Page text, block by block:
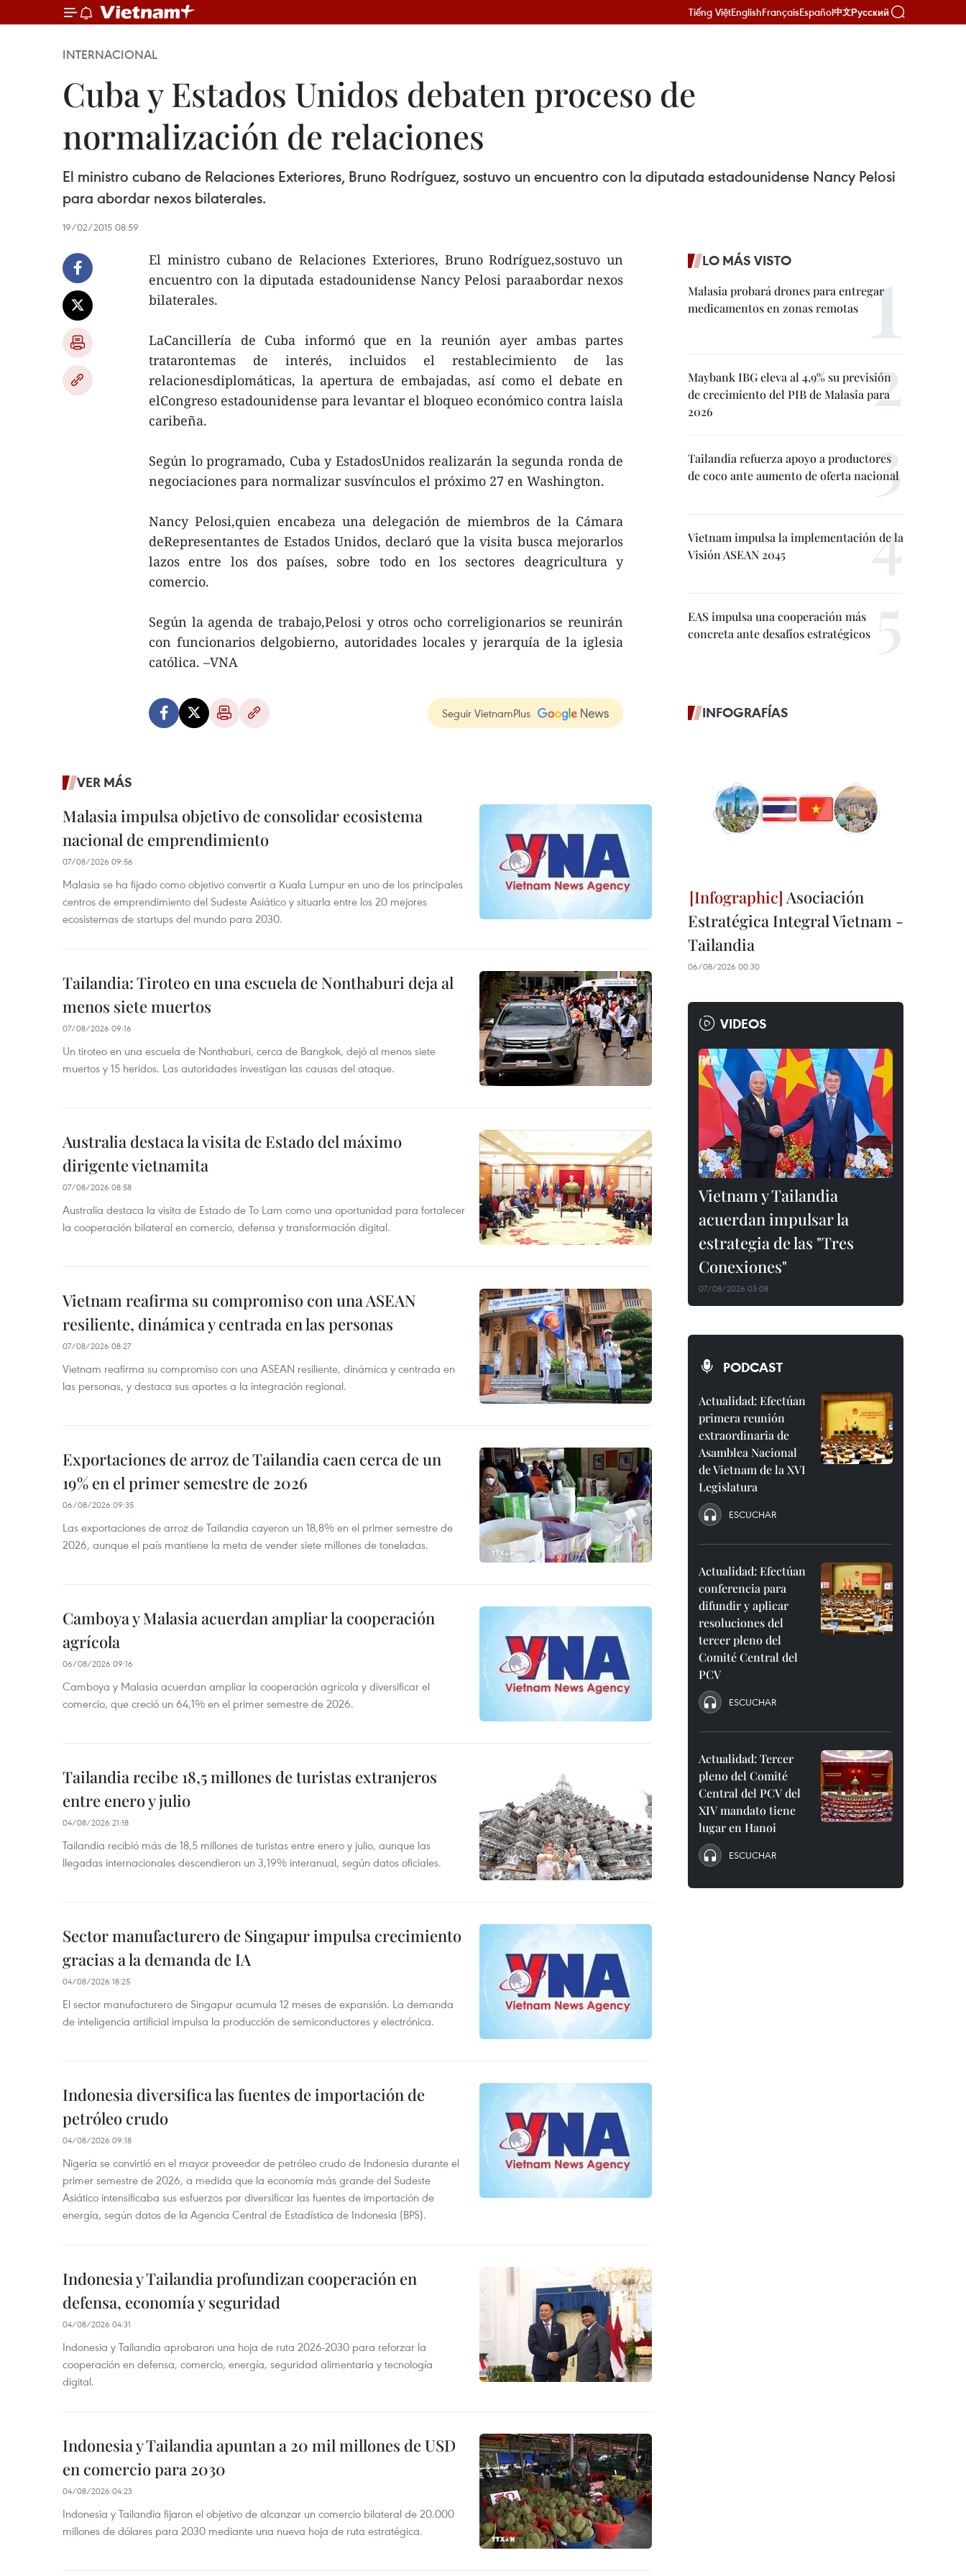
Tiếng ViệtEnglishFrançaisEspañol中文Русский
INTERNACIONAL
Cuba y Estados Unidos debaten proceso de
normalización de relaciones
El ministro cubano de Relaciones Exteriores, Bruno Rodríguez, sostuvo un encuentro con la diputada estadounidense Nancy Pelosi
para abordar nexos bilaterales.
19/02/2015 08:59
El ministro cubano de Relaciones Exteriores, Bruno Rodríguez,sostuvo un
encuentro con la diputada estadounidense Nancy Pelosi paraabordar nexos
bilaterales.
LaCancillería de Cuba informó que en la reunión ayer ambas partes
tratarontemas de interés, incluidos el restablecimiento de las
relacionesdiplomáticas, la apertura de embajadas, así como el debate en
elCongreso estadounidense para levantar el bloqueo económico contra laisla
caribeña.
Según lo programado, Cuba y EstadosUnidos realizarán la segunda ronda de
negociaciones para normalizar susvínculos el próximo 27 en Washington.
Nancy Pelosi,quien encabeza una delegación de miembros de la Cámara
deRepresentantes de Estados Unidos, declaró que la visita busca mejorarlos
lazos entre los dos países, sobre todo en los sectores deagricultura y
comercio.
Según la agenda de trabajo,Pelosi y otros ocho correligionarios se reunirán
con funcionarios delgobierno, autoridades locales y jerarquía de la iglesia
católica. –VNA
Seguir VietnamPlus
VER MÁS
Malasia impulsa objetivo de consolidar ecosistema
nacional de emprendimiento
07/08/2026 09:56
Malasia se ha fijado como objetivo convertir a Kuala Lumpur en uno de los principales
centros de emprendimiento del Sudeste Asiático y situarla entre los 20 mejores
ecosistemas de startups del mundo para 2030.
Tailandia: Tiroteo en una escuela de Nonthaburi deja al
menos siete muertos
07/08/2026 09:16
Un tiroteo en una escuela de Nonthaburi, cerca de Bangkok, dejó al menos siete
muertos y 15 heridos. Las autoridades investigan las causas del ataque.
Australia destaca la visita de Estado del máximo
dirigente vietnamita
07/08/2026 08:58
Australia destaca la visita de Estado de To Lam como una oportunidad para fortalecer
la cooperación bilateral en comercio, defensa y transformación digital.
Vietnam reafirma su compromiso con una ASEAN
resiliente, dinámica y centrada en las personas
07/08/2026 08:27
Vietnam reafirma su compromiso con una ASEAN resiliente, dinámica y centrada en
las personas, y destaca sus aportes a la integración regional.
Exportaciones de arroz de Tailandia caen cerca de un
19% en el primer semestre de 2026
06/08/2026 09:35
Las exportaciones de arroz de Tailandia cayeron un 18,8% en el primer semestre de
2026, aunque el país mantiene la meta de vender siete millones de toneladas.
Camboya y Malasia acuerdan ampliar la cooperación
agrícola
06/08/2026 09:16
Camboya y Malasia acuerdan ampliar la cooperación agrícola y diversificar el
comercio, que creció un 64,1% en el primer semestre de 2026.
Tailandia recibe 18,5 millones de turistas extranjeros
entre enero y julio
04/08/2026 21:18
Tailandia recibió más de 18,5 millones de turistas entre enero y julio, aunque las
llegadas internacionales descendieron un 3,19% interanual, según datos oficiales.
Sector manufacturero de Singapur impulsa crecimiento
gracias a la demanda de IA
04/08/2026 18:25
El sector manufacturero de Singapur acumula 12 meses de expansión. La demanda
de inteligencia artificial impulsa la producción de semiconductores y electrónica.
Indonesia diversifica las fuentes de importación de
petróleo crudo
04/08/2026 09:18
Nigeria se convirtió en el mayor proveedor de petróleo crudo de Indonesia durante el
primer semestre de 2026, a medida que la economía más grande del Sudeste
Asiático intensificaba sus esfuerzos por diversificar las fuentes de importación de
energía, según datos de la Agencia Central de Estadística de Indonesia (BPS).
Indonesia y Tailandia profundizan cooperación en
defensa, economía y seguridad
04/08/2026 04:31
Indonesia y Tailandia aprobaron una hoja de ruta 2026-2030 para reforzar la
cooperación en defensa, comercio, energía, seguridad alimentaria y tecnología
digital.
Indonesia y Tailandia apuntan a 20 mil millones de USD
en comercio para 2030
04/08/2026 04:23
Indonesia y Tailandia fijaron el objetivo de alcanzar un comercio bilateral de 20.000
millones de dólares para 2030 mediante una nueva hoja de ruta estratégica.
LO MÁS VISTO
Malasia probará drones para entregar
medicamentos en zonas remotas
Maybank IBG eleva al 4,9% su previsión
de crecimiento del PIB de Malasia para
2026
Tailandia refuerza apoyo a productores
de coco ante aumento de oferta nacional
Vietnam impulsa la implementación de la
Visión ASEAN 2045
EAS impulsa una cooperación más
concreta ante desafíos estratégicos
INFOGRAFÍAS
Asociación
Estratégica Integral Vietnam -
Tailandia
06/08/2026 00:30
VIDEOS
Vietnam y Tailandia
acuerdan impulsar la
estrategia de las "Tres
Conexiones"
07/08/2026 03:08
PODCAST
Actualidad: Efectúan
primera reunión
extraordinaria de
Asamblea Nacional
de Vietnam de la XVI
Legislatura
ESCUCHAR
Actualidad: Efectúan
conferencia para
difundir y aplicar
resoluciones del
tercer pleno del
Comité Central del
PCV
ESCUCHAR
Actualidad: Tercer
pleno del Comité
Central del PCV del
XIV mandato tiene
lugar en Hanoi
ESCUCHAR